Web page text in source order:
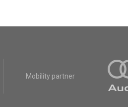
Mobility partner